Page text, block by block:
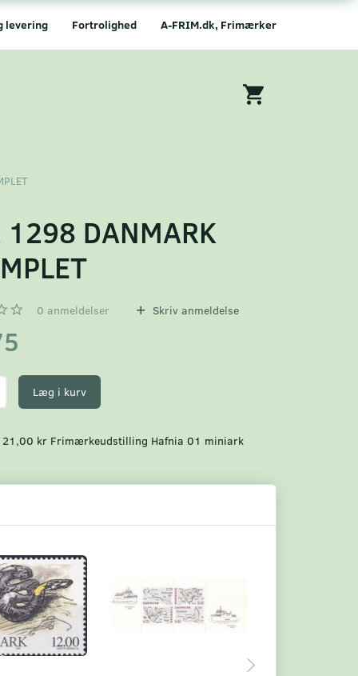
A-FRIM.dk, Frimærker
Fortrolighed
levering
1298 DANMARK
0 anmeldelser Skriv anmeldelse
Læg i kurv
21,00 kr Frimærkeudstilling Hafnia 01 miniark